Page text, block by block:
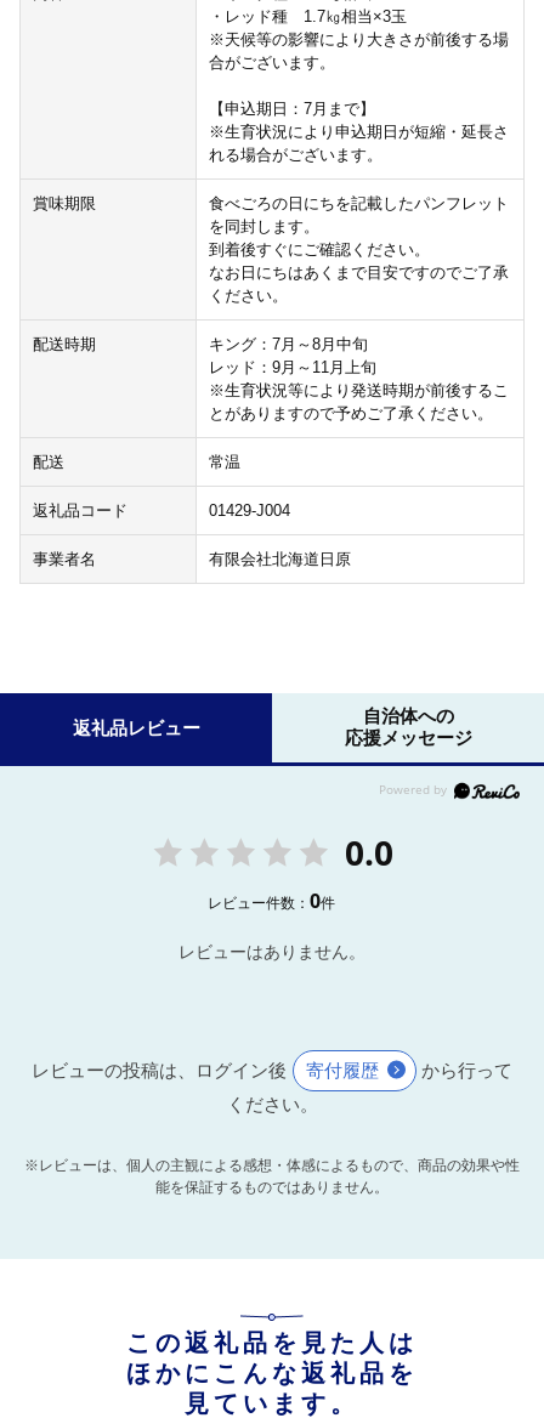
・レッド種 1.7㎏相当×3玉
※天候等の影響により大きさが前後する場
合がございます。
【申込期日：7月まで】
※生育状況により申込期日が短縮・延長さ
れる場合がございます。
賞味期限
食べごろの日にちを記載したパンフレット
を同封します。
到着後すぐにご確認ください。
なお日にちはあくまで目安ですのでご了承
ください。
配送時期
キング：7月～8月中旬
レッド：9月～11月上旬
※生育状況等により発送時期が前後するこ
とがありますので予めご了承ください。
配送 常温
返礼品コード 01429-J004
事業者名 有限会社北海道日原
返礼品レビュー
自治体への
応援メッセージ
0.0
レビュー件数：0件
レビューはありません。
レビューの投稿は、ログイン後 寄付履歴
から行って
ください。
※レビューは、個人の主観による感想・体感によるもので、商品の効果や性
能を保証するものではありません。
この返礼品を見た人は
ほかにこんな返礼品を
見ています。